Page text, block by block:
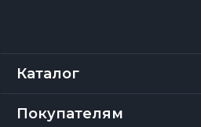
Каталог
Покупателям